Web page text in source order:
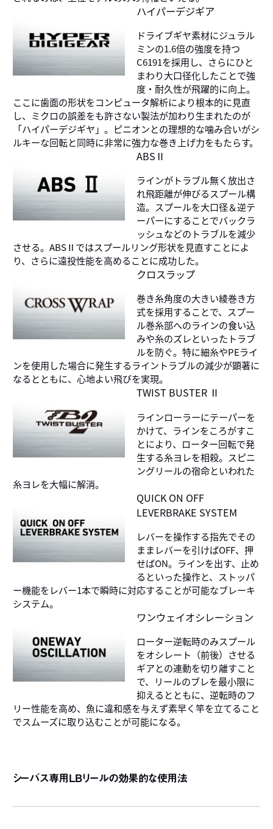
ハイパーデジギア
ドライブギヤ素材にジュラル
ミンの1.6倍の強度を持つ
C6191を採用し、さらにひと
まわり大口径化したことで強
度・耐久性が飛躍的に向上。
ここに歯面の形状をコンピュータ解析により根本的に見直
し、ミクロの誤差をも許さない製法が加わり生まれたのが
「ハイパーデジギヤ」。ピニオンとの理想的な噛み合いがシ
ルキーな回転と同時に非常に強力な巻き上げ力をもたらす。
ABSⅡ
ラインがトラブル無く放出さ
れ飛距離が伸びるスプール構
造。スプールを大口径＆逆テ
ーパーにすることでバックラ
ッシュなどのトラブルを減少
させる。ABSⅡではスプールリング形状を見直すことによ
り、さらに遠投性能を高めることに成功した。
クロスラップ
巻き糸角度の大きい綾巻き方
式を採用することで、スプー
ル巻糸部へのラインの食い込
みや糸のズレといったトラブ
ルを防ぐ。特に細糸やPEライ
ンを使用した場合に発生するライントラブルの減少が顕著に
なるとともに、心地よい飛びを実現。
TWIST BUSTER Ⅱ
ラインローラーにテーパーを
かけて、ラインをころがすこ
とにより、ローター回転で発
生する糸ヨレを相殺。スピニ
ングリールの宿命といわれた
糸ヨレを大幅に解消。
QUICK ON OFF
LEVERBRAKE SYSTEM
レバーを操作する指先でその
ままレバーを引けばOFF、押
せばON。ラインを出す、止め
るといった操作と、ストッパ
ー機能をレバー1本で瞬時に対応することが可能なブレーキ
システム。
ワンウェイオシレーション
ローター逆転時のみスプール
をオシレート（前後）させる
ギアとの連動を切り離すこと
で、リールのブレを最小限に
抑えるとともに、逆転時のフ
リー性能を高め、魚に違和感を与えず素早く竿を立てること
でスムーズに取り込むことが可能になる。
シーバス専用LBリールの効果的な使用法